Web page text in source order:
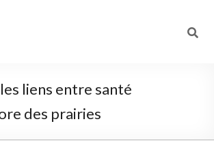
liens entre santé
des prairies